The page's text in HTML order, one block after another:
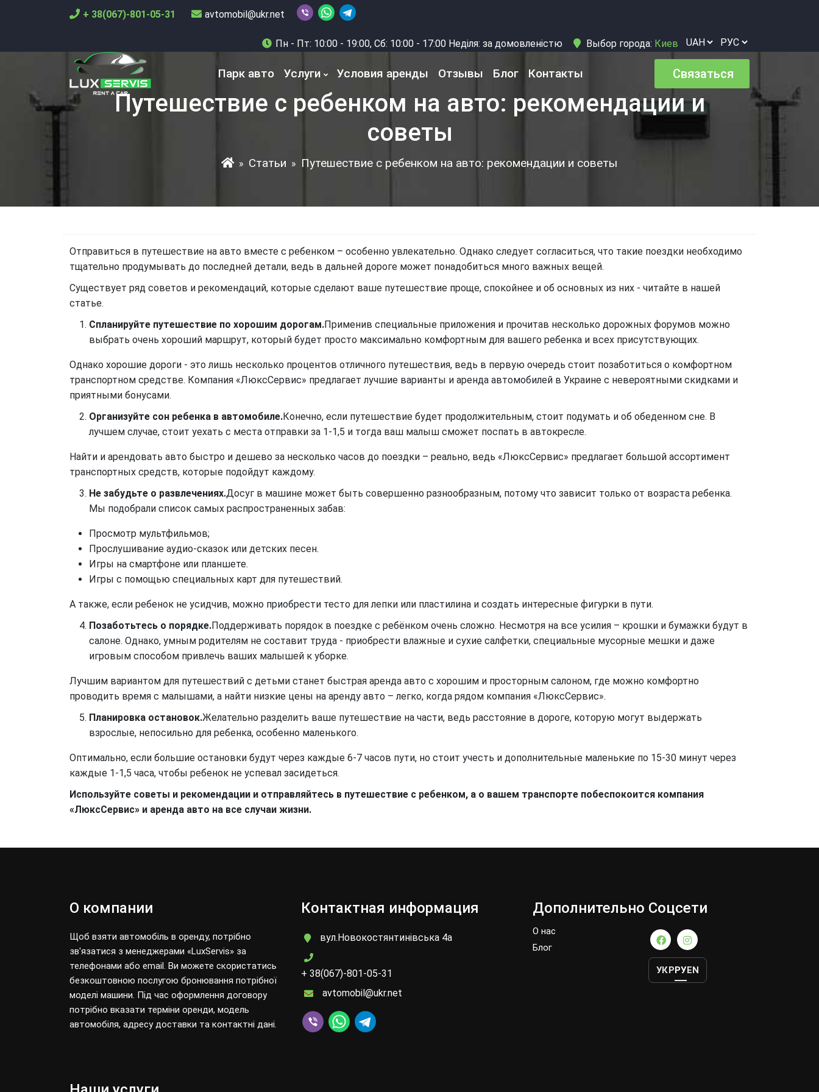
+ 38(067)-801-05-31 avtomobil@ukr.net
Пн - Пт: 10:00 - 19:00, Сб: 10:00 - 17:00 Неділя: за домовленістю Выбор города: Киев
Парк авто Услуги Условия аренды Отзывы Блог Контакты Связаться
Путешествие с ребенком на авто: рекомендации и
советы
» Статьи » Путешествие с ребенком на авто: рекомендации и советы
Отправиться в путешествие на авто вместе с ребенком – особенно увлекательно. Однако следует согласиться, что такие поездки необходимо
тщательно продумывать до последней детали, ведь в дальней дороге может понадобиться много важных вещей.
Существует ряд советов и рекомендаций, которые сделают ваше путешествие проще, спокойнее и об основных из них - читайте в нашей
статье.
Спланируйте путешествие по хорошим дорогам.Применив специальные приложения и прочитав несколько дорожных форумов можно
выбрать очень хороший маршрут, который будет просто максимально комфортным для вашего ребенка и всех присутствующих.
Однако хорошие дороги - это лишь несколько процентов отличного путешествия, ведь в первую очередь стоит позаботиться о комфортном
транспортном средстве. Компания «ЛюксСервис» предлагает лучшие варианты и аренда автомобилей в Украине с невероятными скидками и
приятными бонусами.
Организуйте сон ребенка в автомобиле.Конечно, если путешествие будет продолжительным, стоит подумать и об обеденном сне. В
лучшем случае, стоит уехать с места отправки за 1-1,5 и тогда ваш малыш сможет поспать в автокресле.
Найти и арендовать авто быстро и дешево за несколько часов до поездки – реально, ведь «ЛюксСервис» предлагает большой ассортимент
транспортных средств, которые подойдут каждому.
Не забудьте о развлечениях.Досуг в машине может быть совершенно разнообразным, потому что зависит только от возраста ребенка.
Мы подобрали список самых распространенных забав:
Просмотр мультфильмов;
Прослушивание аудио-сказок или детских песен.
Игры на смартфоне или планшете.
Игры с помощью специальных карт для путешествий.
А также, если ребенок не усидчив, можно приобрести тесто для лепки или пластилина и создать интересные фигурки в пути.
Позаботьтесь о порядке.Поддерживать порядок в поездке с ребёнком очень сложно. Несмотря на все усилия – крошки и бумажки будут в
салоне. Однако, умным родителям не составит труда - приобрести влажные и сухие салфетки, специальные мусорные мешки и даже
игровым способом привлечь ваших малышей к уборке.
Лучшим вариантом для путешествий с детьми станет быстрая аренда авто с хорошим и просторным салоном, где можно комфортно
проводить время с малышами, а найти низкие цены на аренду авто – легко, когда рядом компания «ЛюксСервис».
Планировка остановок.Желательно разделить ваше путешествие на части, ведь расстояние в дороге, которую могут выдержать
взрослые, непосильно для ребенка, особенно маленького.
Оптимально, если большие остановки будут через каждые 6-7 часов пути, но стоит учесть и дополнительные маленькие по 15-30 минут через
каждые 1-1,5 часа, чтобы ребенок не успевал засидеться.
Используйте советы и рекомендации и отправляйтесь в путешествие с ребенком, а о вашем транспорте побеспокоится компания
«ЛюксСервис» и аренда авто на все случаи жизни.
О компании
Щоб взяти автомобіль в оренду, потрібно
зв'язатися з менеджерами «LuxServis» за
телефонами або email. Ви можете скористатись
безкоштовною послугою бронювання потрібної
моделі машини. Під час оформлення договору
потрібно вказати терміни оренди, модель
автомобіля, адресу доставки та контактні дані.
Контактная информация
вул.Новокостянтинівська 4а
+ 38(067)-801-05-31
avtomobil@ukr.net
Дополнительно
О нас
Блог
Соцсети
УКРРУEN